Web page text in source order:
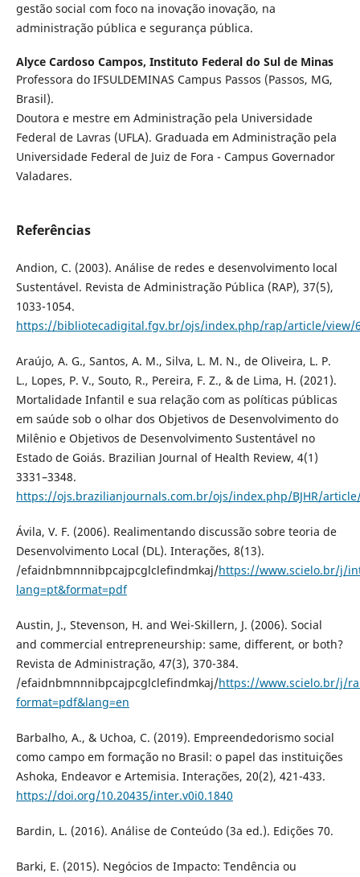
gestão social com foco na inovação inovação, na
administração pública e segurança pública.
Alyce Cardoso Campos, Instituto Federal do Sul de Minas
Professora do IFSULDEMINAS Campus Passos (Passos, MG,
Brasil).
Doutora e mestre em Administração pela Universidade
Federal de Lavras (UFLA). Graduada em Administração pela
Universidade Federal de Juiz de Fora - Campus Governador
Valadares.
Referências
Andion, C. (2003). Análise de redes e desenvolvimento local
Sustentável. Revista de Administração Pública (RAP), 37(5),
1033-1054.
https://bibliotecadigital.fgv.br/ojs/index.php/rap/article/view/
Araújo, A. G., Santos, A. M., Silva, L. M. N., de Oliveira, L. P.
L., Lopes, P. V., Souto, R., Pereira, F. Z., & de Lima, H. (2021).
Mortalidade Infantil e sua relação com as políticas públicas
em saúde sob o olhar dos Objetivos de Desenvolvimento do
Milênio e Objetivos de Desenvolvimento Sustentável no
Estado de Goiás. Brazilian Journal of Health Review, 4(1)
3331–3348.
https://ojs.brazilianjournals.com.br/ojs/index.php/BJHR/
Ávila, V. F. (2006). Realimentando discussão sobre teoria de
Desenvolvimento Local (DL). Interações, 8(13).
/efaidnbmnnnibpcajpcglclefindmkaj/https://www.scielo.br/j/
lang=pt&format=pdf
Austin, J., Stevenson, H. and Wei-Skillern, J. (2006). Social
and commercial entrepreneurship: same, different, or both?
Revista de Administração, 47(3), 370-384.
/efaidnbmnnnibpcajpcglclefindmkaj/https://www.scielo.br/j/
format=pdf&lang=en
Barbalho, A., & Uchoa, C. (2019). Empreendedorismo social
como campo em formação no Brasil: o papel das instituições
Ashoka, Endeavor e Artemisia. Interações, 20(2), 421-433.
https://doi.org/10.20435/inter.v0i0.1840
Bardin, L. (2016). Análise de Conteúdo (3a ed.). Edições 70.
Barki, E. (2015). Negócios de Impacto: Tendência ou